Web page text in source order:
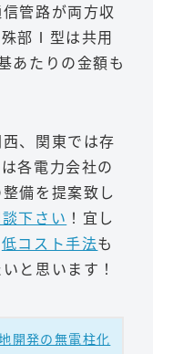
管路が両方収
部Ⅰ型は共用
あたりの金額も
、関東では存
各電力会社の
備を提案致し
下さい ！宜し
低コスト手法も
と思います！
開発の無電柱化